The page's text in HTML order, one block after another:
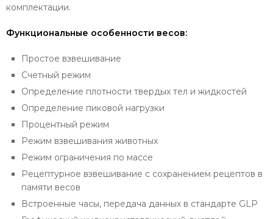
комплектации.
Функциональные особенности весов:
Простое взвешивание
Счетный режим
Определение плотности твердых тел и жидкостей
Определение пиковой нагрузки
Процентный режим
Режим взвешивания животных
Режим ограничения по массе
Рецептурное взвешивание с сохранением рецептов в
памяти весов
Встроенные часы, передача данных в стандарте GLP